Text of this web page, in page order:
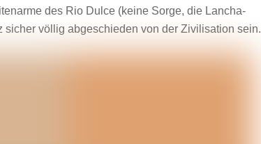
des Rio Dulce (keine Sorge, die Lancha-
völlig abgeschieden von der Zivilisation sein.